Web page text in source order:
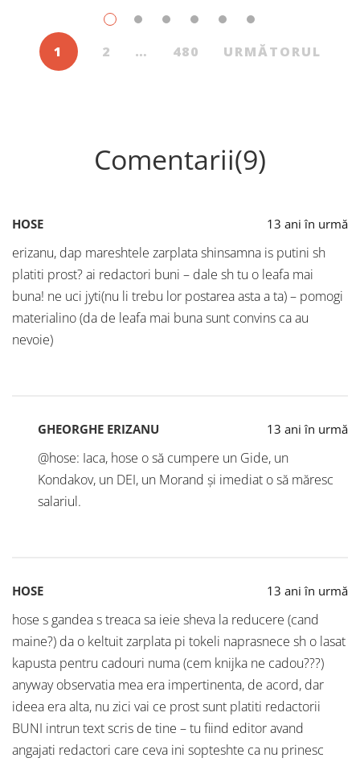
1 2 … 480 URMĂTORUL
Comentarii(9)
HOSE 13 ani în urmă
erizanu, dap mareshtele zarplata shinsamna is putini sh
platiti prost? ai redactori buni – dale sh tu o leafa mai
buna! ne uci jyti(nu li trebu lor postarea asta a ta) – pomogi
materialino (da de leafa mai buna sunt convins ca au
nevoie)
GHEORGHE ERIZANU 13 ani în urmă
@hose: Iaca, hose o să cumpere un Gide, un
Kondakov, un DEI, un Morand și imediat o să măresc
salariul.
HOSE 13 ani în urmă
hose s gandea s treaca sa ieie sheva la reducere (cand
maine?) da o keltuit zarplata pi tokeli naprasnece sh o lasat
kapusta pentru cadouri numa (cem knijka ne cadou???)
anyway observatia mea era impertinenta, de acord, dar
ideea era alta, nu zici vai ce prost sunt platiti redactorii
BUNI intrun text scris de tine – tu fiind editor avand
angajati redactori care ceva ini sopteshte ca nu prinesc